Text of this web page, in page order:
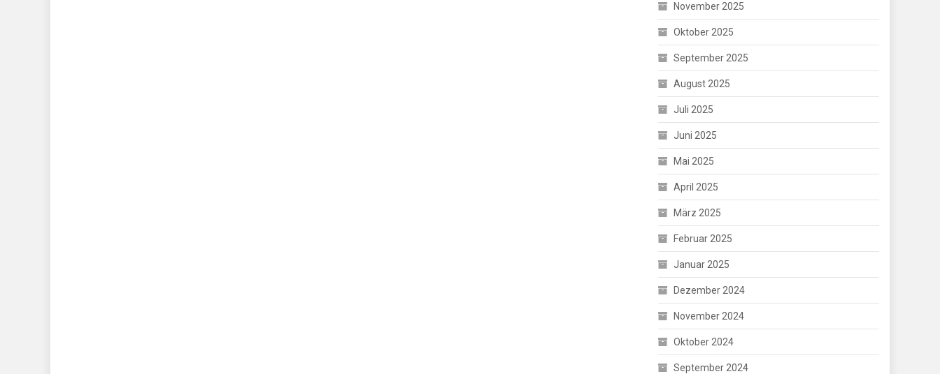
November 2025
Oktober 2025
September 2025
August 2025
Juli 2025
Juni 2025
Mai 2025
April 2025
März 2025
Februar 2025
Januar 2025
Dezember 2024
November 2024
Oktober 2024
September 2024